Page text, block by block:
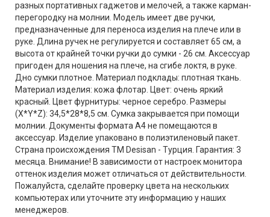
разных портативных гаджетов и мелочей, а также карман-
перегородку на молнии. Модель имеет две ручки,
предназначенные для переноса изделия на плече или в
руке. Длина ручек не регулируется и составляет 65 см, а
высота от крайней точки ручки до сумки - 26 см. Аксессуар
пригоден для ношения на плече, на сгибе локтя, в руке.
Дно сумки плотное. Материал подклады: плотная ткань.
Материал изделия: кожа флотар. Цвет: очень яркий
красный. Цвет фурнитуры: черное серебро. Размеры
(X*Y*Z): 34,5*28*8,5 см. Сумка закрывается при помощи
молнии. Документы формата А4 не помещаются в
аксессуар. Изделие упаковано в полиэтиленовый пакет.
Страна происхождения ТМ Desisan - Турция. Гарантия: 3
месяца. Внимание! В зависимости от настроек монитора
оттенок изделия может отличаться от действительности.
Пожалуйста, сделайте проверку цвета на нескольких
компьютерах или уточните эту информацию у наших
менеджеров.